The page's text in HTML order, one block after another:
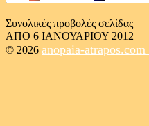
Συνολικές προβολές σελίδας
ΑΠΟ 6 ΙΑΝΟΥΑΡΙΟΥ 2012
© 2026 anopaia-atrapos.com